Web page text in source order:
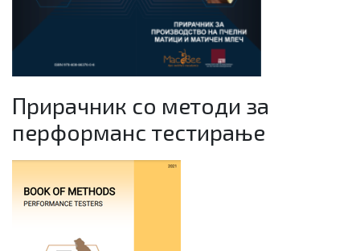
Прирачник со методи за
перформанс тестирање